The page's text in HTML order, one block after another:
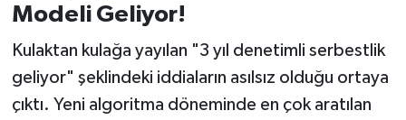
Modeli Geliyor!
Kulaktan kulağa yayılan "3 yıl denetimli serbestlik
geliyor" şeklindeki iddiaların asılsız olduğu ortaya
çıktı. Yeni algoritma döneminde en çok aratılan
TARİHTE BUGÜN
Trend